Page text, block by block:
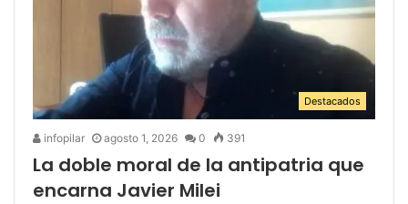
Destacados
infopilar agosto 1, 2026 0 391
La doble moral de la antipatria que
encarna Javier Milei